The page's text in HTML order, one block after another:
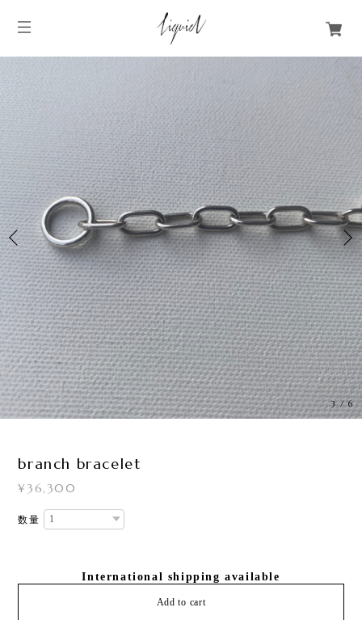
3/6
branch bracelet
¥36,300
数量
International shipping available
Add to cart